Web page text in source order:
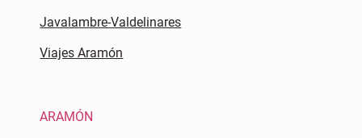
Javalambre-Valdelinares
Viajes Aramón
ARAMÓN